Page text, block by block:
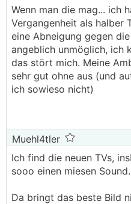
..
Wenn man die mag... ich
Vergangenheit als halber
eine Abneigung gegen
angeblich unmöglich, ich
das stört mich. Meine
sehr gut ohne aus (und
ich sowieso nicht)
Muehl4tler
Ich find die neuen TVs,
sooo einen miesen Sound.
Da bringt das beste Bild